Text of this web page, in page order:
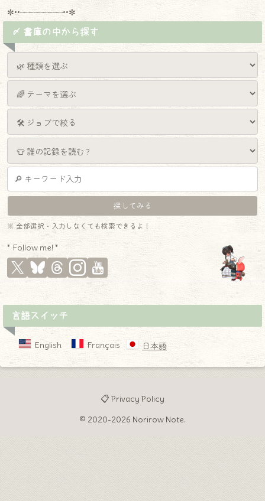
✼••┈┈┈┈┈┈┈┈┈••✼
〆 書庫の中から探す
※ 全部選択・入力しなくても検索できるよ！
* Follow me! *
言語スイッチ
English Français 日本語
📋 Privacy Policy
© 2020-2026 Norirow Note.